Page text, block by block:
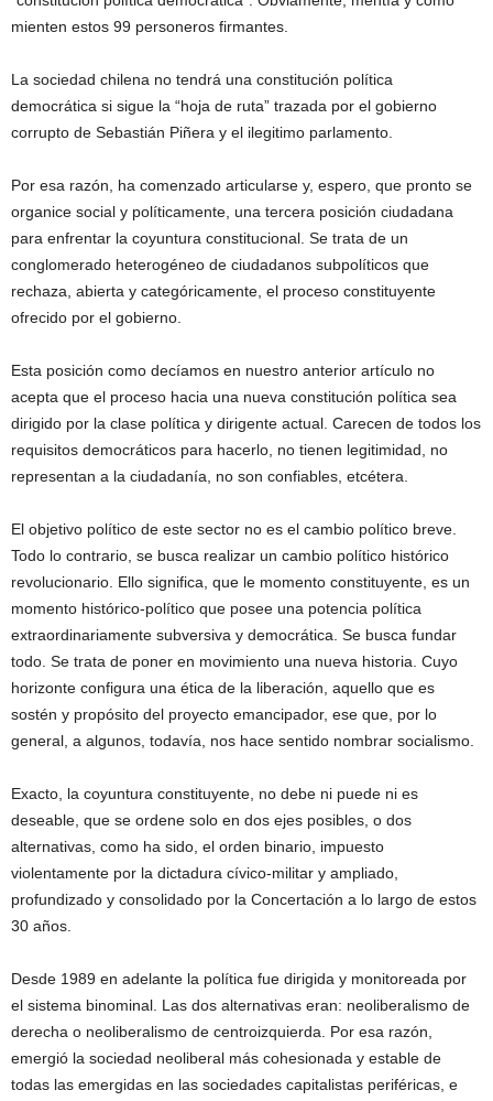
mienten estos 99 personeros firmantes.
La sociedad chilena no tendrá una constitución política
democrática si sigue la “hoja de ruta” trazada por el gobierno
corrupto de Sebastián Piñera y el ilegitimo parlamento.
Por esa razón, ha comenzado articularse y, espero, que pronto se
organice social y políticamente, una tercera posición ciudadana
para enfrentar la coyuntura constitucional. Se trata de un
conglomerado heterogéneo de ciudadanos subpolíticos que
rechaza, abierta y categóricamente, el proceso constituyente
ofrecido por el gobierno.
Esta posición como decíamos en nuestro anterior artículo no
acepta que el proceso hacia una nueva constitución política sea
dirigido por la clase política y dirigente actual. Carecen de todos los
requisitos democráticos para hacerlo, no tienen legitimidad, no
representan a la ciudadanía, no son confiables, etcétera.
El objetivo político de este sector no es el cambio político breve.
Todo lo contrario, se busca realizar un cambio político histórico
revolucionario. Ello significa, que le momento constituyente, es un
momento histórico-político que posee una potencia política
extraordinariamente subversiva y democrática. Se busca fundar
todo. Se trata de poner en movimiento una nueva historia. Cuyo
horizonte configura una ética de la liberación, aquello que es
sostén y propósito del proyecto emancipador, ese que, por lo
general, a algunos, todavía, nos hace sentido nombrar socialismo.
Exacto, la coyuntura constituyente, no debe ni puede ni es
deseable, que se ordene solo en dos ejes posibles, o dos
alternativas, como ha sido, el orden binario, impuesto
violentamente por la dictadura cívico-militar y ampliado,
profundizado y consolidado por la Concertación a lo largo de estos
30 años.
Desde 1989 en adelante la política fue dirigida y monitoreada por
el sistema binominal. Las dos alternativas eran: neoliberalismo de
derecha o neoliberalismo de centroizquierda. Por esa razón,
emergió la sociedad neoliberal más cohesionada y estable de
todas las emergidas en las sociedades capitalistas periféricas, e